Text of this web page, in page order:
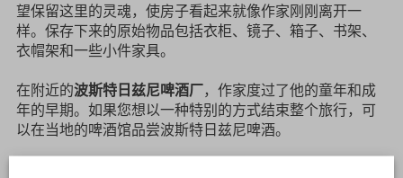
望保留这里的灵魂，使房子看起来就像作家刚刚离开一
样。保存下来的原始物品包括衣柜、镜子、箱子、书架、
衣帽架和一些小件家具。
在附近的波斯特日兹尼啤酒厂，作家度过了他的童年和成
年的早期。如果您想以一种特别的方式结束整个旅行，可
以在当地的啤酒馆品尝波斯特日兹尼啤酒。